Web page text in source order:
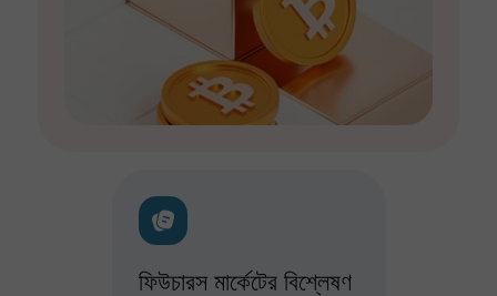
ফিউচারস মার্কেটের বিশ্লেষণ